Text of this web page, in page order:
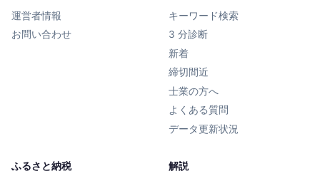
運営者情報
お問い合わせ
キーワード検索
3 分診断
新着
締切間近
士業の方へ
よくある質問
データ更新状況
ふるさと納税 解説